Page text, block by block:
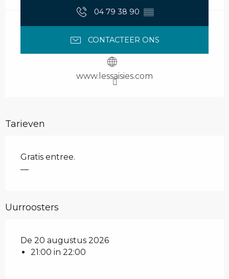
04 79 38 90 ▒▒
CONTACTEER ONS
www.lessaisies.com
Tarieven
Gratis entree.
—
Uurroosters
De 20 augustus 2026
21:00 in 22:00